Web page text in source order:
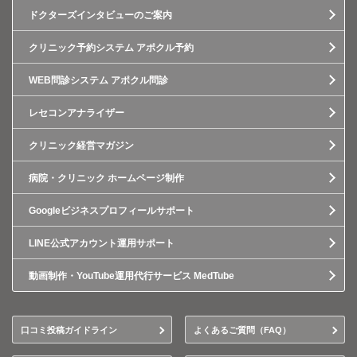
ドクターズインタビューのご案内
クリニック予約システム アポクル予約
WEB問診システム アポクル問診
レセコンアナライザー
クリニック経営マガジン
病院・クリニック ホームページ制作
Googleビジネスプロフィールサポート
LINE公式アカウント運用サポート
動画制作・YouTube運用代行サービス MedTube
口コミ投稿ガイドライン よくあるご質問（FAQ）